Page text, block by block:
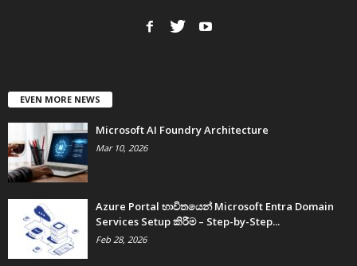
EVEN MORE NEWS
Microsoft AI Foundry Architecture
Mar 10, 2026
Azure Portal භාවිතයෙන් Microsoft Entra Domain
Services Setup කිරීම – Step-by-Step...
Feb 28, 2026